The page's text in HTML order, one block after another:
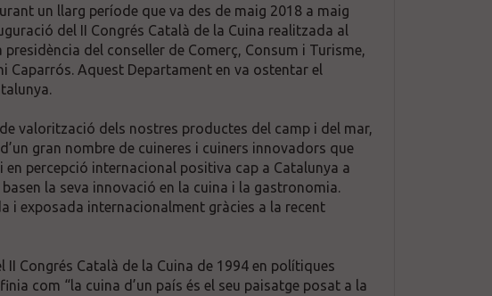
un llarg període que va des de maig 2018 a maig
del II Congrés Català de la Cuina realitzada al
del conseller de Comerç, Consum i Turisme,
Caparrós. Aquest Departament en va ostentar el
valorització dels nostres productes del camp i del mar,
gran nombre de cuineres i cuiners innovadors que
percepció internacional positiva cap a Catalunya a
la seva innovació en la cuina i la gastronomia.
i exposada internacionalment gràcies a la recent
Congrés Català de la Cuina de 1994 en polítiques
com “la cuina d’un país és el seu paisatge posat a la